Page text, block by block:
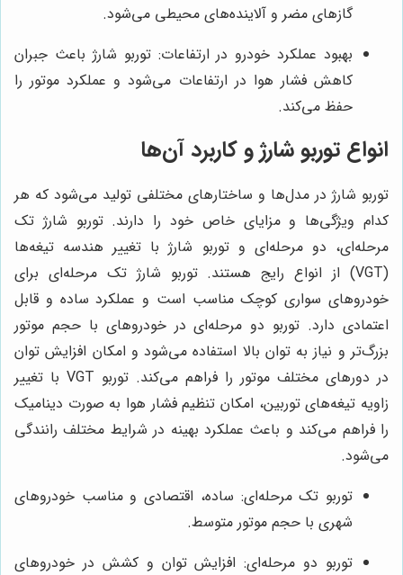
گازهای مضر و آلاینده‌های محیطی می‌شود.
بهبود عملکرد خودرو در ارتفاعات: توربو شارژ باعث جبران
کاهش فشار هوا در ارتفاعات می‌شود و عملکرد موتور را
حفظ می‌کند.
انواع توربو شارژ و کاربرد آن‌ها
توربو شارژ در مدل‌ها و ساختارهای مختلفی تولید می‌شود که هر
کدام ویژگی‌ها و مزایای خاص خود را دارند. توربو شارژ تک
مرحله‌ای، دو مرحله‌ای و توربو شارژ با تغییر هندسه تیغه‌ها
(VGT) از انواع رایج هستند. توربو شارژ تک مرحله‌ای برای
خودروهای سواری کوچک مناسب است و عملکرد ساده و قابل
اعتمادی دارد. توربو دو مرحله‌ای در خودروهای با حجم موتور
بزرگ‌تر و نیاز به توان بالا استفاده می‌شود و امکان افزایش توان
در دورهای مختلف موتور را فراهم می‌کند. توربو VGT با تغییر
زاویه تیغه‌های توربین، امکان تنظیم فشار هوا به صورت دینامیک
را فراهم می‌کند و باعث عملکرد بهینه در شرایط مختلف رانندگی
می‌شود.
توربو تک مرحله‌ای: ساده، اقتصادی و مناسب خودروهای
شهری با حجم موتور متوسط.
توربو دو مرحله‌ای: افزایش توان و کشش در خودروهای